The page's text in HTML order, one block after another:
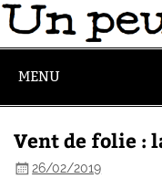
MENU
Vent de folie :
26/02/2019